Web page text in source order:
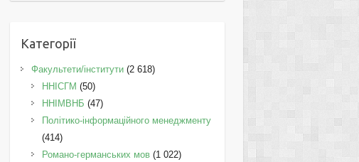
Категорії
Факультети/інститути(2 618)
ННІСГМ (50)
ННІМВНБ (47)
Політико-інформаційного менеджменту
(414)
Романо-германських мов(1 022)